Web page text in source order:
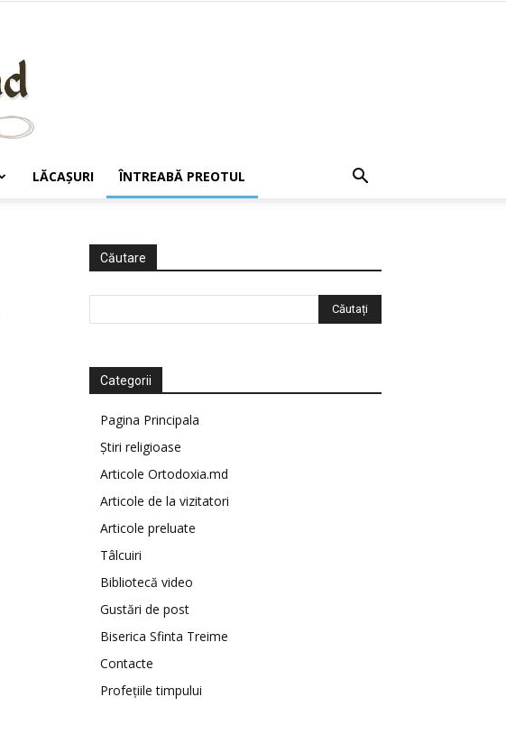
LĂCAŞURI ÎNTREABĂ PREOTUL
Căutare
Categorii
Pagina Principala
Știri religioase
Articole Ortodoxia.md
Articole de la vizitatori
Articole preluate
Tâlcuiri
Bibliotecă video
Gustări de post
Biserica Sfinta Treime
Contacte
Profețiile timpului